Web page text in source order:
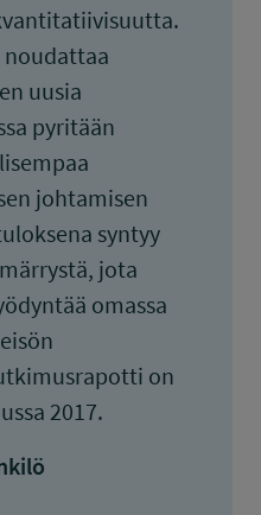
uusia
pyritään
johtamisen
syntyy
jota
omassa
on
2017.